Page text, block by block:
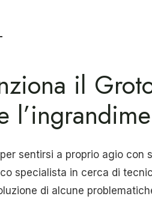
il
sentirsi a proprio agio con
specialista in cerca di
di alcune